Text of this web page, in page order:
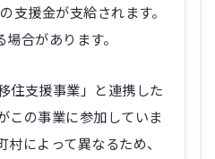
の支援金が支給されます。
合があります。
住支援事業」と連携した
この事業に参加していま
によって異なるため、